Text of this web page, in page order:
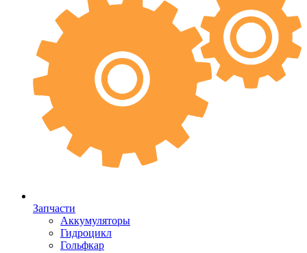
Запчасти
Аккумуляторы
Гидроцикл
Гольфкар